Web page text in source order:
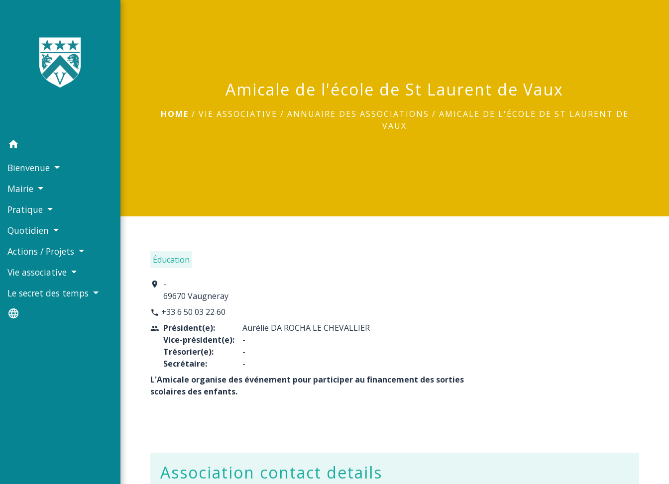
home
Bienvenue
Mairie
Pratique
Quotidien
Actions / Projets
Vie associative
Le secret des temps
language
Amicale de l'école de St Laurent de Vaux
HOME / VIE ASSOCIATIVE / ANNUAIRE DES ASSOCIATIONS / AMICALE DE L'ÉCOLE DE ST LAURENT DE
VAUX
Éducation
location_on
-
69670 Vaugneray
phone +33 6 50 03 22 60
people Président(e):
Vice-président(e):
Trésorier(e):
Secrétaire:
Aurélie DA ROCHA LE CHEVALLIER
-
-
-
L'Amicale organise des événement pour participer au financement des sorties
scolaires des enfants.
Association contact details